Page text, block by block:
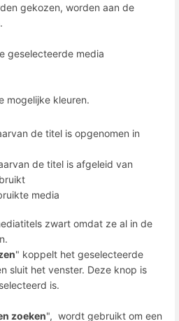
gekozen, worden aan de
geselecteerde media
mogelijke kleuren.
de titel is opgenomen in
de titel is afgeleid van
media
zwart omdat ze al in de
" koppelt het geselecteerde
sluit het venster. Deze knop is
is.
zoeken", wordt gebruikt om een